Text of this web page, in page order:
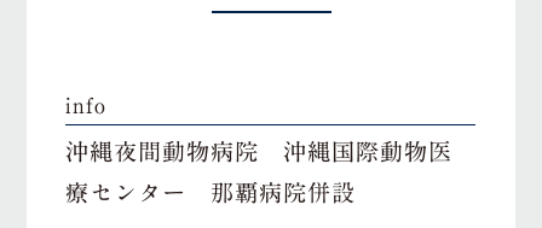
info
沖縄夜間動物病院 沖縄国際動物医
療センター 那覇病院併設